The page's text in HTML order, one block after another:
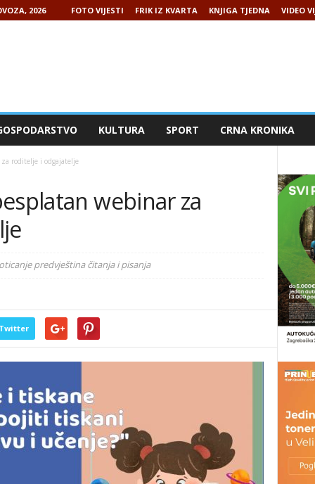
2026 FOTO VIJESTI FRIK IZ KVARTA KNJIGA TJEDNA VIDEO
KULTURA SPORT CRNA KRONIKA
roditelje i odgajatelje
webinar za
predvještina čitanja i pisanja